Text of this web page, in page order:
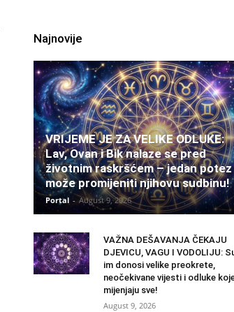
Najnovije
VRIJEME JE ZA VELIKE ODLUKE:
Lav, Ovan i Bik nalaze se pred
životnim raskršćem – jedan potez
može promijeniti njihovu sudbinu!
Portal - August 9, 2026
VAŽNA DEŠAVANJA ČEKAJU
DJEVICU, VAGU I VODOLIJU:
im donosi velike preokrete,
neočekivane vijesti i odluke
mijenjaju sve!
August 9, 2026